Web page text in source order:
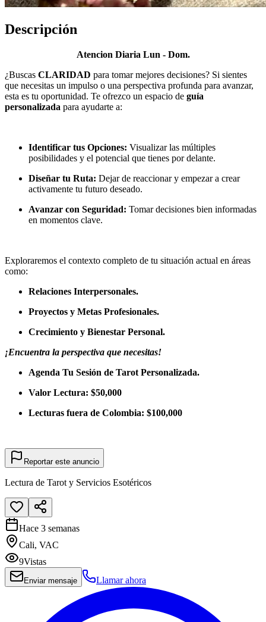
Descripción
Atencion Diaria Lun - Dom.
¿Buscas CLARIDAD para tomar mejores decisiones? Si sientes
que necesitas un impulso o una perspectiva profunda para avanzar,
esta es tu oportunidad. Te ofrezco un espacio de guía
personalizada para ayudarte a:
Identificar tus Opciones: Visualizar las múltiples
posibilidades y el potencial que tienes por delante.
Diseñar tu Ruta: Dejar de reaccionar y empezar a crear
activamente tu futuro deseado.
Avanzar con Seguridad: Tomar decisiones bien informadas
en momentos clave.
Exploraremos el contexto completo de tu situación actual en áreas
como:
Relaciones Interpersonales.
Proyectos y Metas Profesionales.
Crecimiento y Bienestar Personal.
¡Encuentra la perspectiva que necesitas!
Agenda Tu Sesión de Tarot Personalizada.
Valor Lectura: $50,000
Lecturas fuera de Colombia: $100,000
Reportar este anuncio
Lectura de Tarot y Servicios Esotéricos
Hace 3 semanas
Cali, VAC
9Vistas
Enviar mensaje Llamar ahora